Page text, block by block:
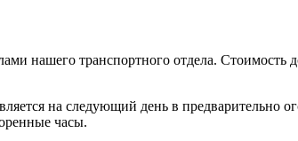
нашего транспортного отдела. Стоимость
на следующий день в предварительно
часы.